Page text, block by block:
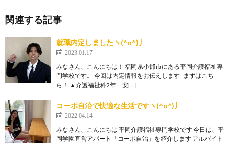
関連する記事
就職内定しましたヽ(^o^)丿
2023.01.17
みなさん、こんにちは！ 福岡県小郡市にある平岡介護福祉専
門学校です。 今回は内定情報をお伝えします まずはこち
ら！ ▲介護福祉科2年 安[…]
コーポ自治で快適な生活ですヽ(^o^)丿
2022.04.14
みなさん、こんにちは 平岡介護福祉専門学校です 今日は、平
岡学園直営アパート「コーポ自治」を紹介します アルバイト